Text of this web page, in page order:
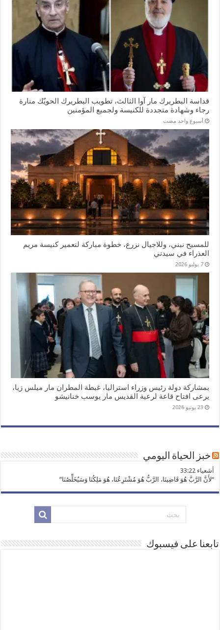
قداسة البطريرك مار آوا الثالث، تطويب البطريرك الحويّك منارة
رجاء وشهادة متجددة للكنيسة ولجميع المؤمنين
‏أسبوع واحد مضت
للمسيح نبني، وللاجيال نزرع، خطوة مباركة لتعمير كنيسة مريم
العذراء في سيدني
7 يوليو 2026
بمشاركة دولة رئيس وزراء استراليا، غبطة المطران مار ميلس زيا،
يرعى افتاح قاعة لرعية القديس مار يوسب خنانيشو
23 يونيو 2026
خبز الحياة اليومي
ﺃﺷﻌﻴﺎء 33:22
“لأَنَّ الرَّبَّ هُوَ قَاضِينَا، الرَّبُّ هُوَ مُشْتَرِعُنَا، هُوَ مَلِكُنَا وَسَيُخَلِّصُنَا”
تابعنا على فيسبوك